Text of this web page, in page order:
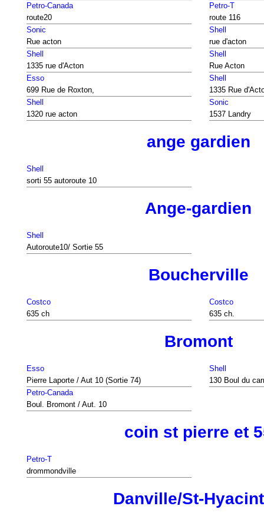
Petro-Canada
route20
Petro-T
route 116
Sonic
Rue acton
Shell
rue d'acton
Shell
1335 rue d'Acton
Shell
Rue Acton
Esso
699 Rue de Roxton,
Shell
1335 Rue
Shell
1320 rue acton
Sonic
1537 Landry
ange gardien
Shell
sorti 55 autoroute 10
Ange-gardien
Shell
Autoroute10/ Sortie 55
Boucherville
Costco
635 ch
Costco
635 ch.
Bromont
Esso
Pierre Laporte / Aut 10 (Sortie 74)
Shell
130 Boul du
Petro-Canada
Boul. Bromont / Aut. 10
coin st pierre et
Petro-T
drommondville
Danville/St-